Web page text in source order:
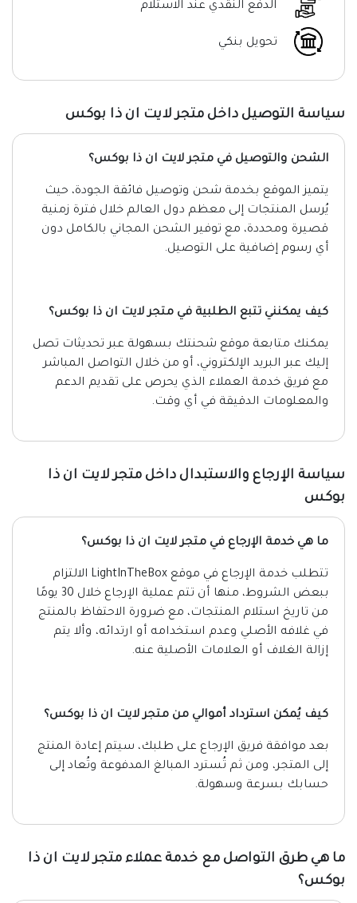
الدفع النقدي عند الاستلام
تحويل بنكي
سياسة التوصيل داخل متجر لايت ان ذا بوكس
الشحن والتوصيل في متجر لايت ان ذا بوكس؟
يتميز الموقع بخدمة شحن وتوصيل فائقة الجودة، حيث
يُرسل المنتجات إلى معظم دول العالم خلال فترة زمنية
قصيرة ومحددة، مع توفير الشحن المجاني بالكامل دون
أي رسوم إضافية على التوصيل.
كيف يمكنني تتبع الطلبية في متجر لايت ان ذا بوكس؟
يمكنك متابعة موقع شحنتك بسهولة عبر تحديثات تصل
إليك عبر البريد الإلكتروني، أو من خلال التواصل المباشر
مع فريق خدمة العملاء الذي يحرص على تقديم الدعم
والمعلومات الدقيقة في أي وقت.
سياسة الإرجاع والاستبدال داخل متجر لايت ان ذا
بوكس
ما هي خدمة الإرجاع في متجر لايت ان ذا بوكس؟
تتطلب خدمة الإرجاع في موقع LightInTheBox الالتزام
ببعض الشروط، منها أن تتم عملية الإرجاع خلال 30 يومًا
من تاريخ استلام المنتجات، مع ضرورة الاحتفاظ بالمنتج
في غلافه الأصلي وعدم استخدامه أو ارتدائه، وألا يتم
إزالة الغلاف أو العلامات الأصلية عنه.
كيف يُمكن استرداد أموالي من متجر لايت ان ذا بوكس؟
بعد موافقة فريق الإرجاع على طلبك، سيتم إعادة المنتج
إلى المتجر، ومن ثم تُسترد المبالغ المدفوعة وتُعاد إلى
حسابك بسرعة وسهولة.
ما هي طرق التواصل مع خدمة عملاء متجر لايت ان ذا
بوكس؟